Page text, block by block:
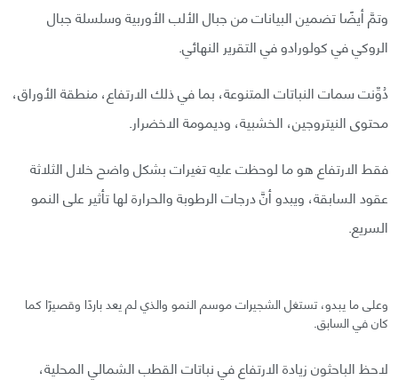
وتمَّ أيضًا تضمين البيانات من جبال الألب الأوربية وسلسلة جبال
الروكي في كولورادو في التقرير النهائي.
دُوِّنت سمات النباتات المتنوعة، بما في ذلك الارتفاع، منطقة الأوراق،
محتوى النيتروجين، الخشبية، وديمومة الاخضرار.
فقط الارتفاع هو ما لوحظت عليه تغيرات بشكل واضح خلال الثلاثة
عقود السابقة، ويبدو أنَّ درجات الرطوبة والحرارة لها تأثير على النمو
السريع.
وعلى ما يبدو، تستغل الشجيرات موسم النمو والذي لم يعد باردًا وقصيرًا كما
كان في السابق.
لاحظ الباحثون زيادة الارتفاع في نباتات القطب الشمالي المحلية،